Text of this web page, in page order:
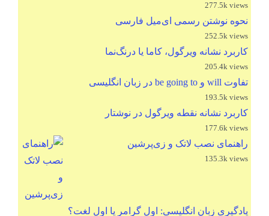
277.5k views
نحوه نوشتن رسمی ای‌میل فارسی
252.5k views
کاربرد نشانه ویرگول، کاما یا درنگ‌نما
205.4k views
تفاوت will و be going to در زبان انگلیسی
193.5k views
کاربرد نشانه نقطه ویرگول در نوشتار
177.6k views
راهنمای نصب لاتک و زی‌پرشین
135.3k views
یادگیری زبان انگلیسی: اول گرامر یا اول لغت؟